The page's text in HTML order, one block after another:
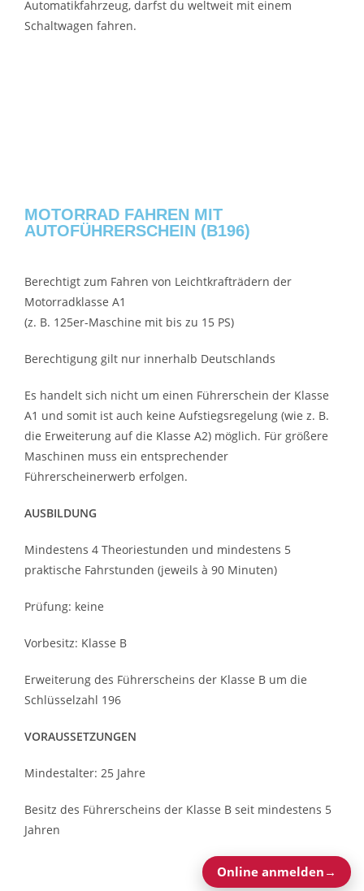
Online anmelden →
Automatikfahrzeug, darfst du weltweit mit einem
Schaltwagen fahren.
MOTORRAD FAHREN MIT
AUTOFÜHRERSCHEIN (B196)
Berechtigt zum Fahren von Leichtkrafträdern der
Motorradklasse A1
(z. B. 125er-Maschine mit bis zu 15 PS)
Berechtigung gilt nur innerhalb Deutschlands
Es handelt sich nicht um einen Führerschein der Klasse
A1 und somit ist auch keine Aufstiegsregelung (wie z. B.
die Erweiterung auf die Klasse A2) möglich. Für größere
Maschinen muss ein entsprechender
Führerscheinerwerb erfolgen.
AUSBILDUNG
Mindestens 4 Theoriestunden und mindestens 5
praktische Fahrstunden (jeweils à 90 Minuten)
Prüfung: keine
Vorbesitz: Klasse B
Erweiterung des Führerscheins der Klasse B um die
Schlüsselzahl 196
VORAUSSETZUNGEN
Mindestalter: 25 Jahre
Besitz des Führerscheins der Klasse B seit mindestens 5
Jahren